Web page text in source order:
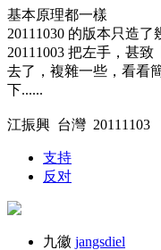
基本原理都一樣
20111030 的版本只造
20111003 把左手，甚
去了，複雜一些，看看
下......
江振興 台灣 20111103
支持
反对
九徽 jangsdiel